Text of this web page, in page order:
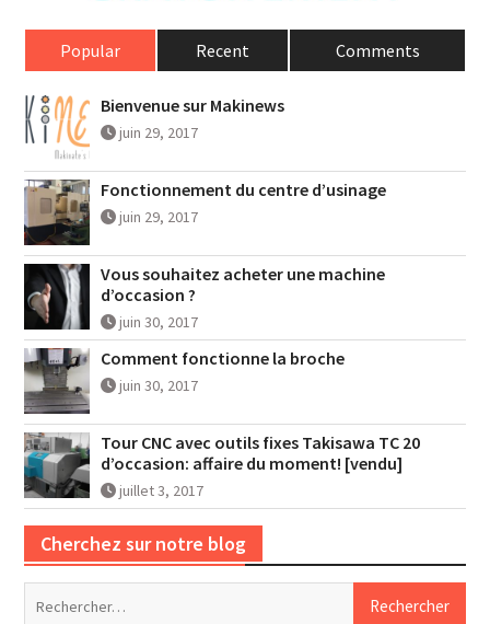
Popular Recent Comments
Bienvenue sur Makinews
juin 29, 2017
Fonctionnement du centre d’usinage
juin 29, 2017
Vous souhaitez acheter une machine
d’occasion ?
juin 30, 2017
Comment fonctionne la broche
juin 30, 2017
Tour CNC avec outils fixes Takisawa TC 20
d’occasion: affaire du moment! [vendu]
juillet 3, 2017
Cherchez sur notre blog